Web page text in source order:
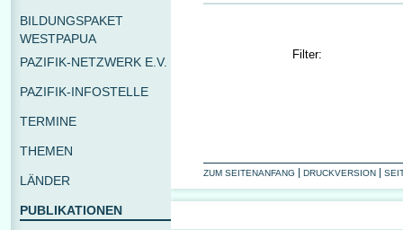
Filter:
ZUM SEITENANFANG DRUCKVERSION
BILDUNGSPAKET
WESTPAPUA
PAZIFIK-NETZWERK E.V.
PAZIFIK-INFOSTELLE
TERMINE
THEMEN
LÄNDER
PUBLIKATIONEN